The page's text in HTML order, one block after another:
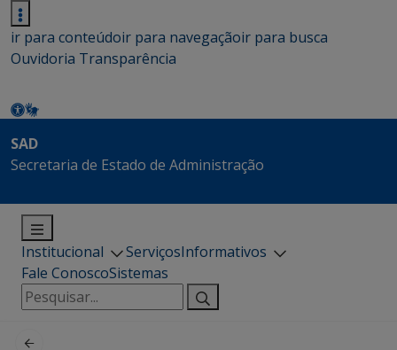
ir para conteúdoir para navegaçãoir para busca
Ouvidoria Transparência
SAD
Secretaria de Estado de Administração
Institucional ServiçosInformativos
Fale ConoscoSistemas
Pesquisar
por: